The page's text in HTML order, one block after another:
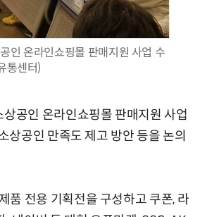
인 온라인쇼핑몰 판매지원 사업 수
통센터)
공인 온라인쇼핑몰 판매지원 사업
공인 만족도 제고 방안 등을 논의
품 전용 기획전을 구성하고 쿠폰, 라